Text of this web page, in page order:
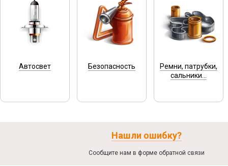
Автосвет Безопасность
Ремни, патрубки,
сальники...
Нашли ошибку?
Сообщите нам в форме обратной связи